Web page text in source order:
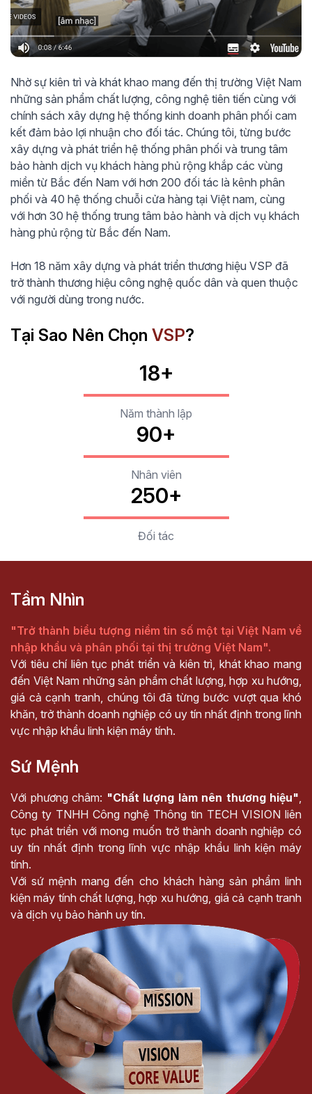
Nhờ sự kiên trì và khát khao mang đến thị trường Việt Nam
những sản phẩm chất lượng, công nghệ tiên tiến cùng với
chính sách xây dựng hệ thống kinh doanh phân phối cam
kết đảm bảo lợi nhuận cho đối tác. Chúng tôi, từng bước
xây dựng và phát triển hệ thống phân phối và trung tâm
bảo hành dịch vụ khách hàng phủ rộng khắp các vùng
miền từ Bắc đến Nam với hơn 200 đối tác là kênh phân
phối và 40 hệ thống chuỗi cửa hàng tại Việt nam, cùng
với hơn 30 hệ thống trung tâm bảo hành và dịch vụ khách
hàng phủ rộng từ Bắc đến Nam.
Hơn 18 năm xây dựng và phát triển thương hiệu VSP đã
trở thành thương hiệu công nghệ quốc dân và quen thuộc
với người dùng trong nước.
Tại Sao Nên Chọn VSP?
18+
Năm thành lập
90+
Nhân viên
250+
Đối tác
Tầm Nhìn
"Trở thành biểu tượng niềm tin số một tại Việt Nam về
nhập khẩu và phân phối tại thị trường Việt Nam".
Với tiêu chí liên tục phát triển và kiên trì, khát khao mang
đến Việt Nam những sản phẩm chất lượng, hợp xu hướng,
giá cả cạnh tranh, chúng tôi đã từng bước vượt qua khó
khăn, trở thành doanh nghiệp có uy tín nhất định trong lĩnh
vực nhập khẩu linh kiện máy tính.
Sứ Mệnh
Với phương châm: "Chất lượng làm nên thương hiệu"
Công ty TNHH Công nghệ Thông tin TECH VISION liên
tục phát triển với mong muốn trở thành doanh nghiệp có
uy tín nhất định trong lĩnh vực nhập khẩu linh kiện máy
tính.
Với sứ mệnh mang đến cho khách hàng sản phẩm linh
kiện máy tính chất lượng, hợp xu hướng, giá cả cạnh tranh
và dịch vụ bảo hành uy tín.